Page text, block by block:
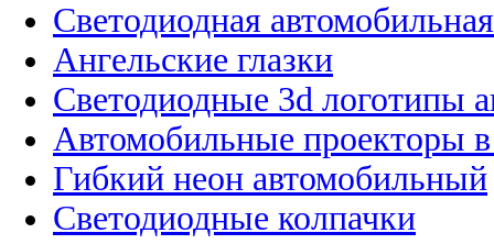
Светодиодная
Ангельские глазки
Светодиодные 3d логотипы
Автомобильные проекторы
Гибкий неон автомобильный
Светодиодные колпачки